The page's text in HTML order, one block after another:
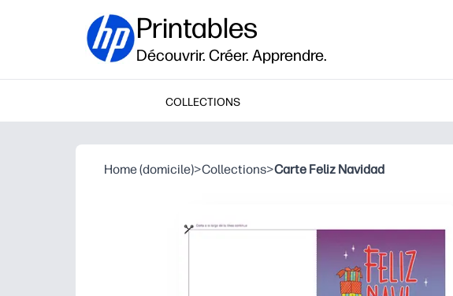
Printables
Découvrir. Créer. Apprendre.
COLLECTIONS
Home (domicile)>Collections>Carte Feliz Navidad